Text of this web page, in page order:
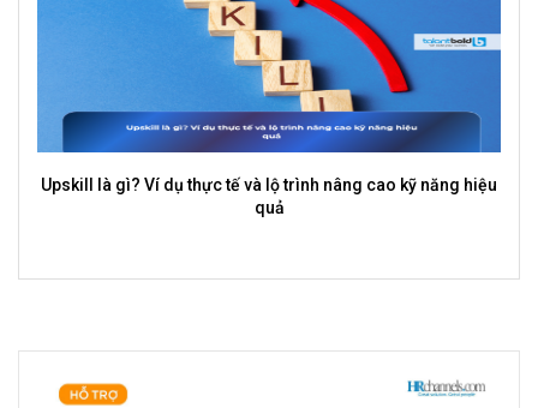
Upskill là gì? Ví dụ thực tế và lộ trình nâng cao kỹ năng hiệu
quả